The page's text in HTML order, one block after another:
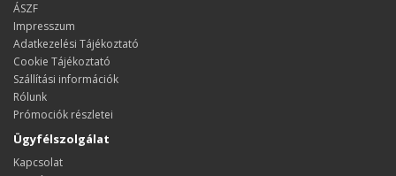
ÁSZF
Impresszum
Adatkezelési Tájékoztató
Cookie Tájékoztató
Szállítási információk
Rólunk
Prómociók részletei
Ügyfélszolgálat
Kapcsolat